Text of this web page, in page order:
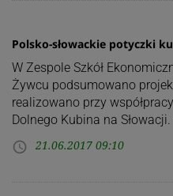
Polsko-słowackie potyczki
W Zespole Szkół
Żywcu podsumowano
realizowano przy
Dolnego Kubina na
access_time 21.06.2017 09:10